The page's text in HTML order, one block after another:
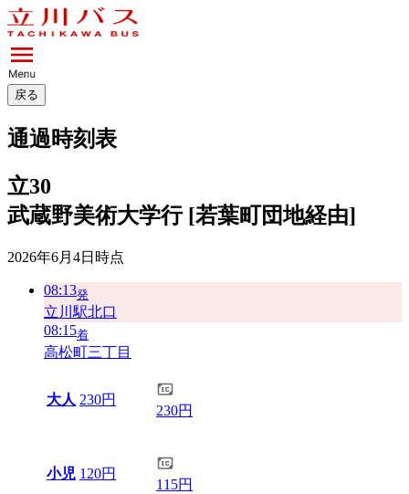
戻る
通過時刻表
立30
武蔵野美術大学行 [若葉町団地経由]
2026年6月4日 時点
08:13発
立川駅北口
08:15着
高松町三丁目
大人 230円
230円
小児 120円
115円